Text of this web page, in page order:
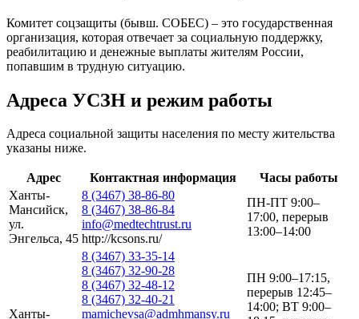
Комитет соцзащиты (бывш. СОБЕС) – это государственная
организация, которая отвечает за социальную поддержку,
реабилитацию и денежные выплаты жителям России,
попавшим в трудную ситуацию.
Адреса УСЗН и режим работы
Адреса социальной защиты населения по месту жительства
указаны ниже.
Адрес Контактная информация
Часы работы
Ханты-
Мансийск,
ул.
Энгельса, 45
8 (3467) 38-86-80
8 (3467) 38-86-84
info@medtechtrust.ru
http://kcsons.ru/
ПН-ПТ 9:00–
17:00, перерыв
13:00–14:00
Ханты-
8 (3467) 33-35-14
8 (3467) 32-90-28
8 (3467) 32-48-12
8 (3467) 32-40-21
mamichevsa@admhmansy.ru
ПН 9:00–17:15,
перерыв 12:45–
14:00; ВТ 9:00–